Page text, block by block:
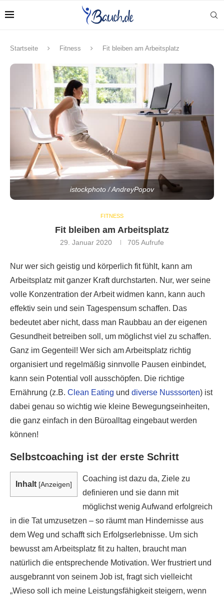
Startseite Fitness Fit bleiben am Arbeitsplatz
istockphoto / AndreyPopov
FITNESS
Fit bleiben am Arbeitsplatz
29. Januar 2020 705 Aufrufe
Nur wer sich geistig und körperlich fit fühlt, kann am
Arbeitsplatz mit ganzer Kraft durchstarten. Nur, wer seine
volle Konzentration der Arbeit widmen kann, kann auch
effektiv sein und sein Tagespensum schaffen. Das
bedeutet aber nicht, dass man Raubbau an der eigenen
Gesundheit betreiben soll, um möglichst viel zu schaffen.
Ganz im Gegenteil! Wer sich am Arbeitsplatz richtig
organisiert und regelmäßig sinnvolle Pausen einbindet,
kann sein Potential voll ausschöpfen. Die richtige
Ernährung (z.B. Clean Eating und diverse Nusssorten) ist
dabei genau so wichtig wie kleine Bewegungseinheiten,
die ganz einfach in den Büroalltag eingebaut werden
können!
Selbstcoaching ist der erste Schritt
Inhalt [Anzeigen]
Coaching ist dazu da, Ziele zu
definieren und sie dann mit
möglichst wenig Aufwand erfolgreich
in die Tat umzusetzen – so räumt man Hindernisse aus
dem Weg und schafft sich Erfolgserlebnisse. Um sich
bewusst am Arbeitsplatz fit zu halten, braucht man
natürlich die entsprechende Motivation. Wer frustriert und
ausgebrannt von seinem Job ist, fragt sich vielleicht
„Wieso soll ich meine Leistungsfähigkeit steigern, wenn